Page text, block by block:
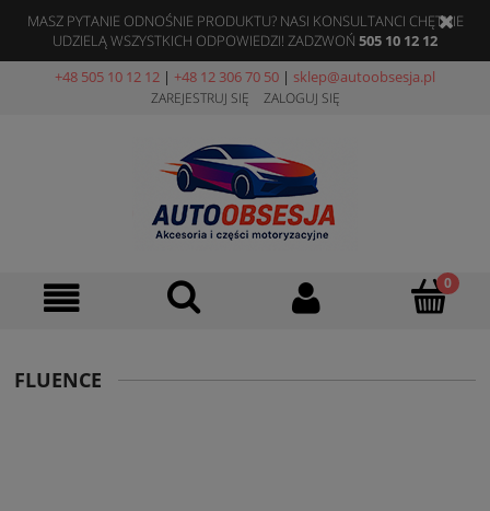
MASZ PYTANIE ODNOŚNIE PRODUKTU? NASI KONSULTANCI CHĘTNIE
UDZIELĄ WSZYSTKICH ODPOWIEDZI! ZADZWOŃ 505 10 12 12
+48 505 10 12 12 | +48 12 306 70 50 | sklep@autoobsesja.pl
ZAREJESTRUJ SIĘ ZALOGUJ SIĘ
FLUENCE